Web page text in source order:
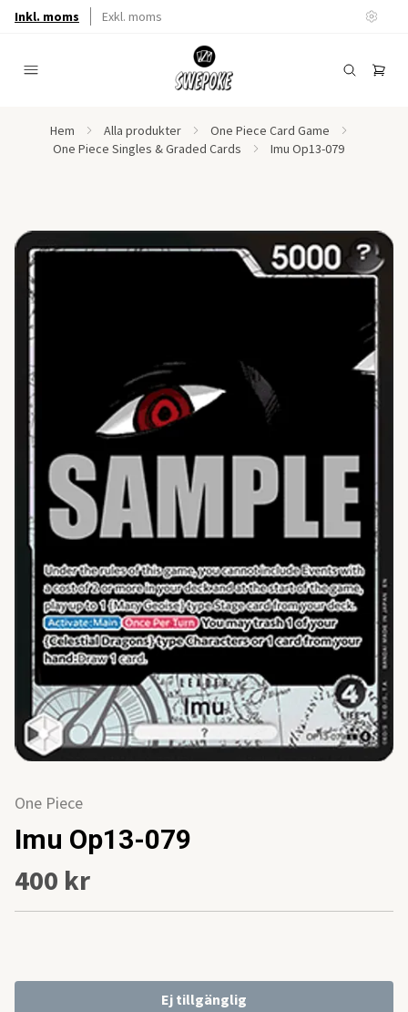
Inkl. moms Exkl. moms
Hem Alla produkter
One Piece Card Game
One Piece Singles & Graded Cards
Imu Op13-079
One Piece
Imu Op13-079
400 kr
Ej tillgänglig